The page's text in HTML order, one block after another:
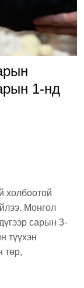
1-нд
холбоотой
Монгол
сарын 3-
түүхэн
төр,